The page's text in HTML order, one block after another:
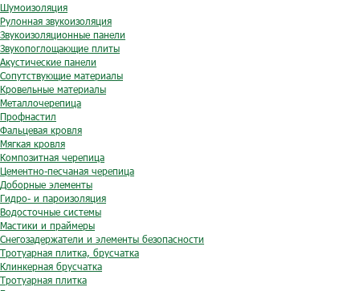
Шумоизоляция
Рулонная звукоизоляция
Звукоизоляционные панели
Звукопоглощающие плиты
Акустические панели
Сопутствующие материалы
Кровельные материалы
Металлочерепица
Профнастил
Фальцевая кровля
Мягкая кровля
Композитная черепица
Цементно-песчаная черепица
Доборные элементы
Гидро- и пароизоляция
Водосточные системы
Мастики и праймеры
Снегозадержатели и элементы безопасности
Тротуарная плитка, брусчатка
Клинкерная брусчатка
Тротуарная плитка